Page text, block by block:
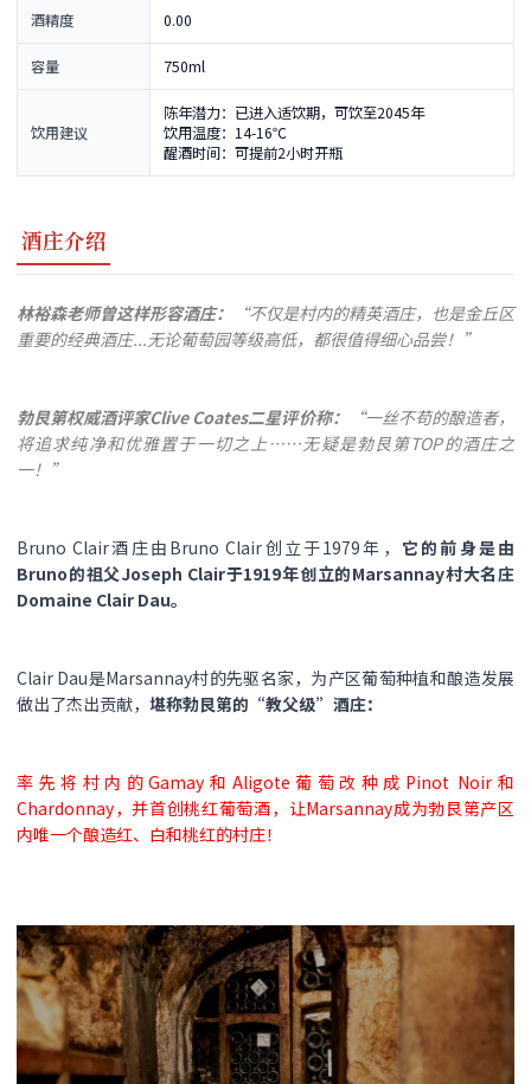
酒精度 0.00
容量 750ml
饮用建议
陈年潜力：已进入适饮期，可饮至2045年
饮用温度：14-16℃
醒酒时间：可提前2小时开瓶
酒庄介绍
林裕森老师曾这样形容酒庄：
“不仅是村内的精英酒庄，也是金丘区
重要的经典酒庄...无论葡萄园等级高低，都很值得细心品尝！”
勃艮第权威酒评家Clive Coates二星评价称：
“一丝不苟的酿造者，
将追求纯净和优雅置于一切之上……无疑是勃艮第TOP的酒庄之
一！”
Bruno Clair酒庄由Bruno Clair创立于1979年， 它的前身是由
Bruno的祖父Joseph Clair于1919年创立的Marsannay村大名庄
Domaine Clair Dau。
Clair Dau是Marsannay村的先驱名家，为产区葡萄种植和酿造发展
做出了杰出贡献， 堪称勃艮第的“教父级”酒庄：
率先将村内的Gamay和Aligote葡萄改种成Pinot Noir和
Chardonnay，并首创桃红葡萄酒，让Marsannay成为勃艮第产区
内唯一个酿造红、白和桃红的村庄！